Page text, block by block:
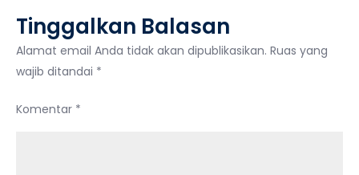
Tinggalkan Balasan
Alamat email Anda tidak akan dipublikasikan. Ruas yang
wajib ditandai *
Komentar *